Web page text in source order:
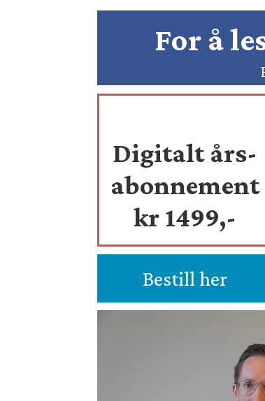
For å
Digitalt års-
abonnement
kr 1499,-
Bestill her